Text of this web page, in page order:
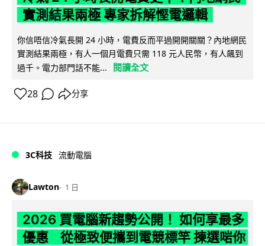
實測結果兩極 專家拆解慳電邏輯
你信唔信冷氣長開 24 小時，電費反而平過開開關關？內地網民
實測結果兩極，有人一個月電費只需 118 元人民幣，有人飆到
過千。電力部門話不能...
閱讀全文
28 分享
3C科技 流動電腦
Lawton 1 日
2026 買電腦新趨勢公開！ 如何享最多
優惠 從極致便攜到電競標竿 揀選啱你